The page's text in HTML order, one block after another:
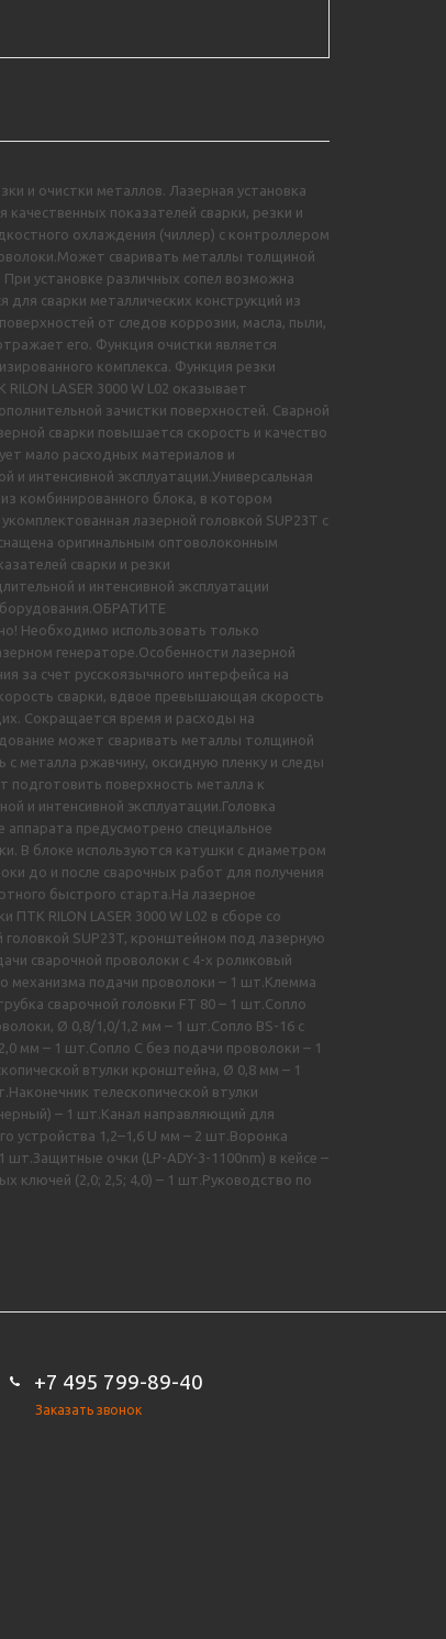
и очистки металлов. Лазерная установка
показателей сварки, резки и
охлаждения (чиллер) с контроллером
сваривать металлы толщиной
установке различных сопел возможна
сварки металлических конструкций из
от следов коррозии, масла, пыли,
его. Функция очистки является
комплекса. Функция резки
LASER 3000 W L02 оказывает
зачистки поверхностей. Сварной
сварки повышается скорость и качество
мало расходных материалов и
интенсивной эксплуатации.Универсальная
комбинированного блока, в котором
лазерной головкой SUP23T с
оригинальным оптоволоконным
сварки и резки
и интенсивной эксплуатации
Необходимо использовать только
генераторе.Особенности лазерной
за счет русскоязычного интерфейса на
сварки, вдвое превышающая скорость
Сокращается время и расходы на
может сваривать металлы толщиной
металла ржавчину, оксидную пленку и следы
поверхность металла к
и интенсивной эксплуатации.Головка
предусмотрено специальное
В блоке используются катушки с диаметром
до и после сварочных работ для получения
быстрого старта.На лазерное
RILON LASER 3000 W L02 в сборе со
головкой SUP23T, кронштейном под лазерную
сварочной проволоки с 4-х роликовый
механизма подачи проволоки – 1 шт.Клемма
сварочной головки FT 80 – 1 шт.Сопло
Ø 0,8/1,0/1,2 мм – 1 шт.Сопло BS-16 с
мм – 1 шт.Сопло С без подачи проволоки – 1
втулки кронштейна, Ø 0,8 мм – 1
телескопической втулки
– 1 шт.Канал направляющий для
устройства 1,2–1,6 U мм – 2 шт.Воронка
очки (LP-ADY-3-1100nm) в кейсе –
(2,0; 2,5; 4,0) – 1 шт.Руководство по
+7 495 799-89-40
Заказать звонок